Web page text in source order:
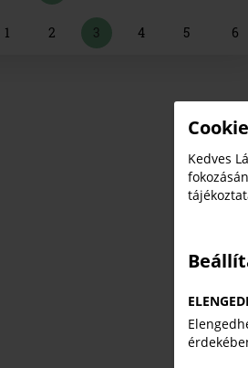
1 2 3 4 5 6
Kedves